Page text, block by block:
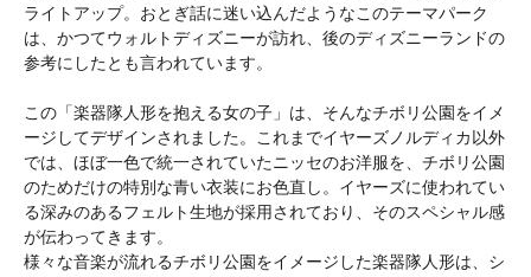
ライトアップ。おとぎ話に迷い込んだようなこのテーマパーク
は、かつてウォルトディズニーが訪れ、後のディズニーランドの
参考にしたとも言われています。
この「楽器隊人形を抱える女の子」は、そんなチボリ公園をイメ
ージしてデザインされました。これまでイヤーズノルディカ以外
では、ほぼ一色で統一されていたニッセのお洋服を、チボリ公園
のためだけの特別な青い衣装にお色直し。イヤーズに使われてい
る深みのあるフェルト生地が採用されており、そのスペシャル感
が伝わってきます。
様々な音楽が流れるチボリ公園をイメージした楽器隊人形は、シ